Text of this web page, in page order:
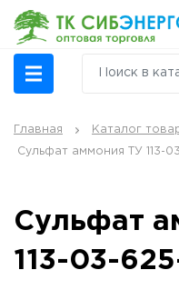
Главная Каталог
Сульфат аммония ТУ 113-
Сульфат
113-03-